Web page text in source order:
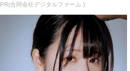
PR(合同会社デジタルファーム )